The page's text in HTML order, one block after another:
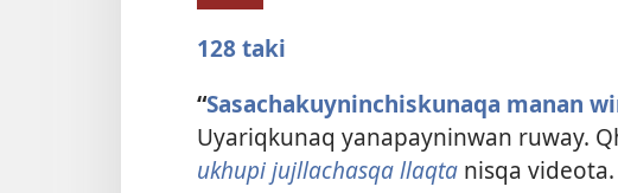
128 taki
“Sasachakuyninchiskunaqa manan
Uyariqkunaq yanapayninwan ruway.
ukhupi jujllachasqa llaqta nisqa videota.